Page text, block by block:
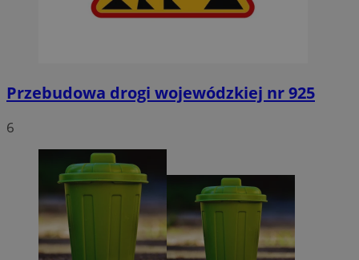
Przebudowa drogi wojewódzkiej nr 925
6